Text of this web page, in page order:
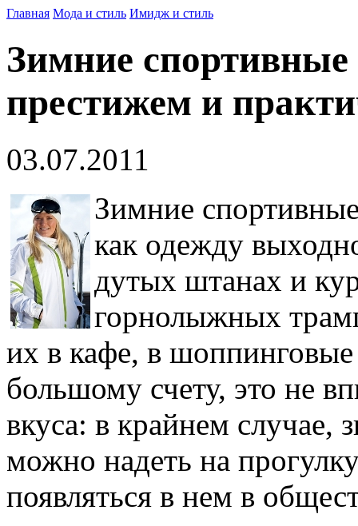
Главная Мода и стиль Имидж и стиль
Зимние
престижем и
03.07.2011
Зимние
как одежду
дутых штанах и
горнолыжных
их в кафе, в
большому счету, это не
вкуса: в крайнем случае,
можно надеть на
появляться в нем в